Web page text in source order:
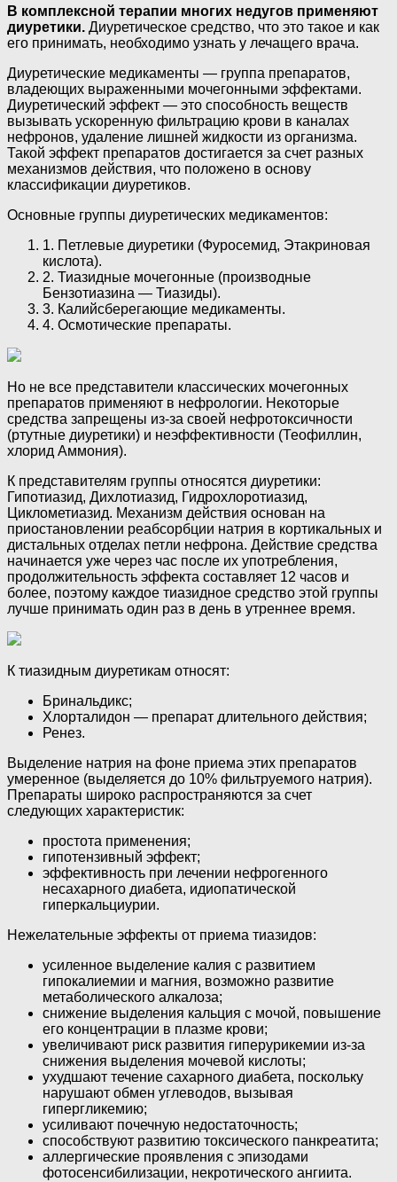
В комплексной терапии многих недугов применяют
диуретики. Диуретическое средство, что это такое и как
его принимать, необходимо узнать у лечащего врача.
Диуретические медикаменты — группа препаратов,
владеющих выраженными мочегонными эффектами.
Диуретический эффект — это способность веществ
вызывать ускоренную фильтрацию крови в каналах
нефронов, удаление лишней жидкости из организма.
Такой эффект препаратов достигается за счет разных
механизмов действия, что положено в основу
классификации диуретиков.
Основные группы диуретических медикаментов:
1. Петлевые диуретики (Фуросемид, Этакриновая
кислота).
2. Тиазидные мочегонные (производные
Бензотиазина — Тиазиды).
3. Калийсберегающие медикаменты.
4. Осмотические препараты.
Но не все представители классических мочегонных
препаратов применяют в нефрологии. Некоторые
средства запрещены из-за своей нефротоксичности
(ртутные диуретики) и неэффективности (Теофиллин,
хлорид Аммония).
К представителям группы относятся диуретики:
Гипотиазид, Дихлотиазид, Гидрохлоротиазид,
Циклометиазид. Механизм действия основан на
приостановлении реабсорбции натрия в кортикальных и
дистальных отделах петли нефрона. Действие средства
начинается уже через час после их употребления,
продолжительность эффекта составляет 12 часов и
более, поэтому каждое тиазидное средство этой группы
лучше принимать один раз в день в утреннее время.
К тиазидным диуретикам относят:
Бринальдикс;
Хлорталидон — препарат длительного действия;
Ренез.
Выделение натрия на фоне приема этих препаратов
умеренное (выделяется до 10% фильтруемого натрия).
Препараты широко распространяются за счет
следующих характеристик:
простота применения;
гипотензивный эффект;
эффективность при лечении нефрогенного
несахарного диабета, идиопатической
гиперкальциурии.
Нежелательные эффекты от приема тиазидов:
усиленное выделение калия с развитием
гипокалиемии и магния, возможно развитие
метаболического алкалоза;
снижение выделения кальция с мочой, повышение
его концентрации в плазме крови;
увеличивают риск развития гиперурикемии из-за
снижения выделения мочевой кислоты;
ухудшают течение сахарного диабета, поскольку
нарушают обмен углеводов, вызывая
гипергликемию;
усиливают почечную недостаточность;
способствуют развитию токсического панкреатита;
аллергические проявления с эпизодами
фотосенсибилизации, некротического ангиита.